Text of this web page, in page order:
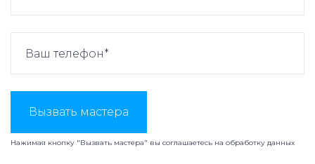
Вызвать мастера
Нажимая кнопку "Вызвать мастера" вы соглашаетесь на обработку данных